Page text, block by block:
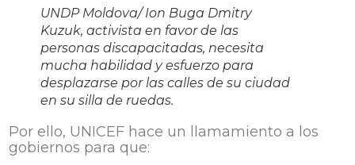
UNDP Moldova/ Ion Buga Dmitry
Kuzuk, activista en favor de las
personas discapacitadas, necesita
mucha habilidad y esfuerzo para
desplazarse por las calles de su ciudad
en su silla de ruedas.
Por ello, UNICEF hace un llamamiento a los
gobiernos para que: